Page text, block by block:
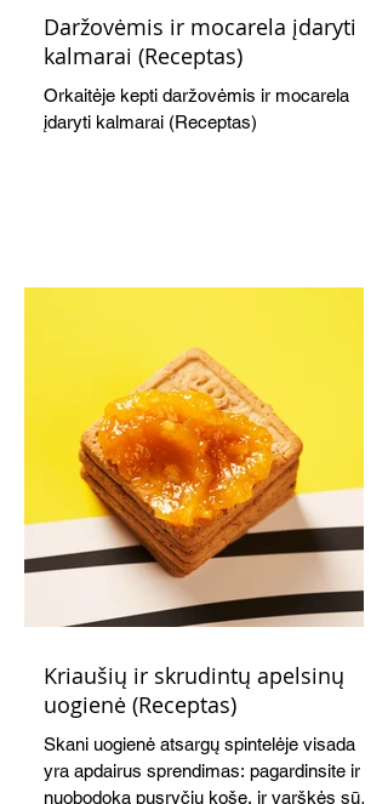
Daržovėmis ir mocarela įdaryti
kalmarai (Receptas)
Orkaitėje kepti daržovėmis ir mocarela
įdaryti kalmarai (Receptas)
Kriaušių ir skrudintų apelsinų
uogienė (Receptas)
Skani uogienė atsargų spintelėje visada
yra apdairus sprendimas: pagardinsite ir
nuobodoką pusryčių košę, ir varškės sūrį,